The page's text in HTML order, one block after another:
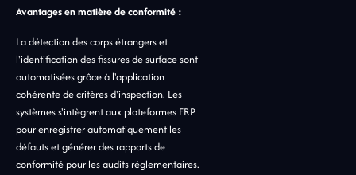
Avantages en matière de conformité :
La détection des corps étrangers et
l'identification des fissures de surface sont
automatisées grâce à l'application
cohérente de critères d'inspection. Les
systèmes s'intègrent aux plateformes ERP
pour enregistrer automatiquement les
défauts et générer des rapports de
conformité pour les audits réglementaires.